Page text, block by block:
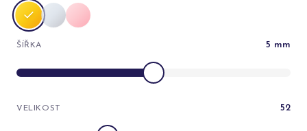
ŠÍŘKA 5 mm
VELIKOST 52